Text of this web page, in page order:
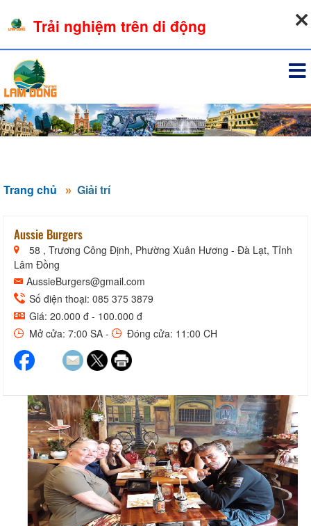
Trang chủ Giải trí
Aussie Burgers
58 , Trương Công Định, Phường Xuân Hương - Đà Lạt, Tỉnh
Lâm Đồng
AussieBurgers@gmail.com
Số điện thoại: 085 375 3879
Giá: 20.000 đ - 100.000 đ
Mở cửa: 7:00 SA -
Đóng cửa: 11:00 CH
Trải nghiệm trên di động